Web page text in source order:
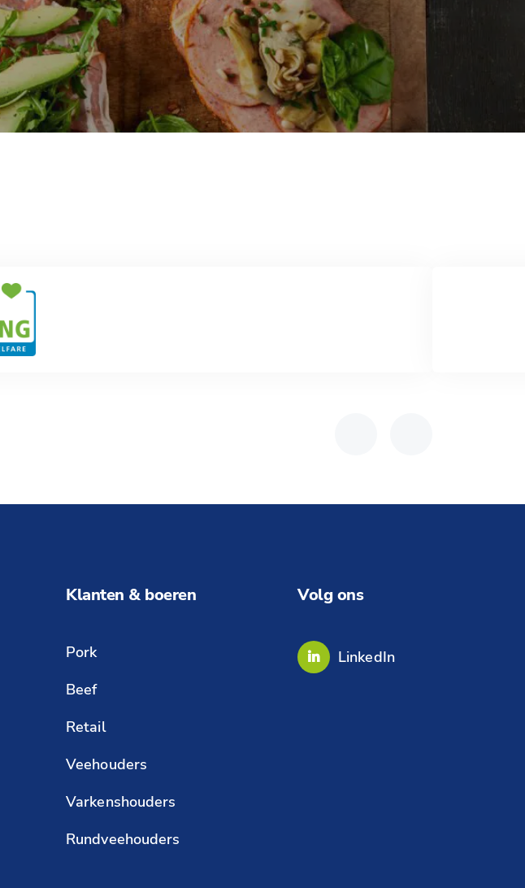
Klanten & boeren
Pork
Beef
Retail
Veehouders
Varkenshouders
Rundveehouders
Volg ons
LinkedIn